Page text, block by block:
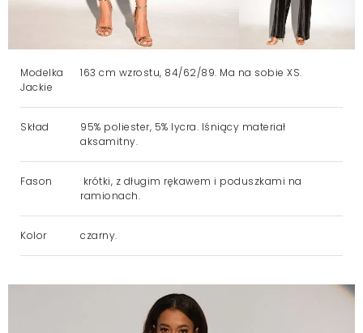
Modelka
Jackie
163 cm wzrostu, 84/62/89. Ma na sobie XS.
Skład
95% poliester, 5% lycra. lśniący materiał
aksamitny.
Fason
krótki, z długim rękawem i poduszkami na
ramionach.
Kolor czarny.